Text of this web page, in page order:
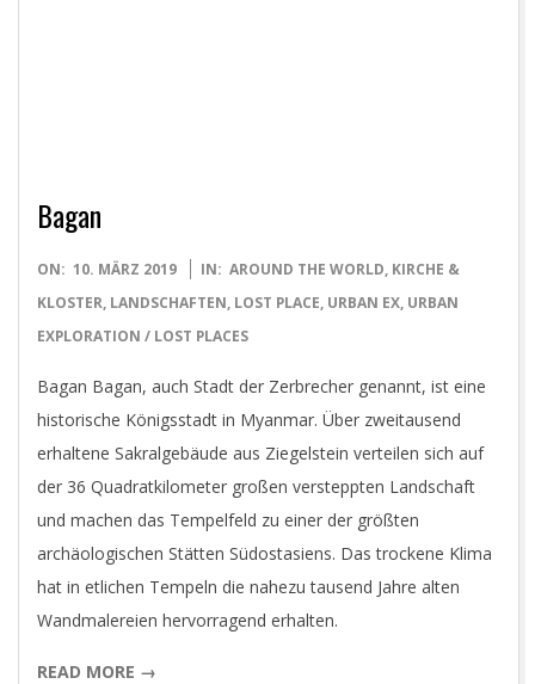
Bagan
2019-
03-
10
ON: 10. MÄRZ 2019 IN: AROUND THE WORLD, KIRCHE &
KLOSTER, LANDSCHAFTEN, LOST PLACE, URBAN EX, URBAN
EXPLORATION / LOST PLACES
Bagan Bagan, auch Stadt der Zerbrecher genannt, ist eine
historische Königsstadt in Myanmar. Über zweitausend
erhaltene Sakralgebäude aus Ziegelstein verteilen sich auf
der 36 Quadratkilometer großen versteppten Landschaft
und machen das Tempelfeld zu einer der größten
archäologischen Stätten Südostasiens. Das trockene Klima
hat in etlichen Tempeln die nahezu tausend Jahre alten
Wandmalereien hervorragend erhalten.
READ MORE →